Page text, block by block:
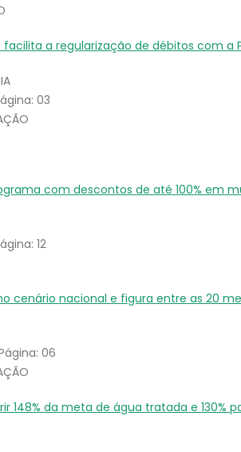
facilita a regularização de débitos com
03
com descontos de até 100% em
12
cenário nacional e figura entre as 20
06
148% da meta de água tratada e 130%